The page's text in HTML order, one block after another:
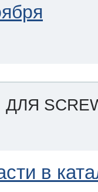
ДЛЯ
в